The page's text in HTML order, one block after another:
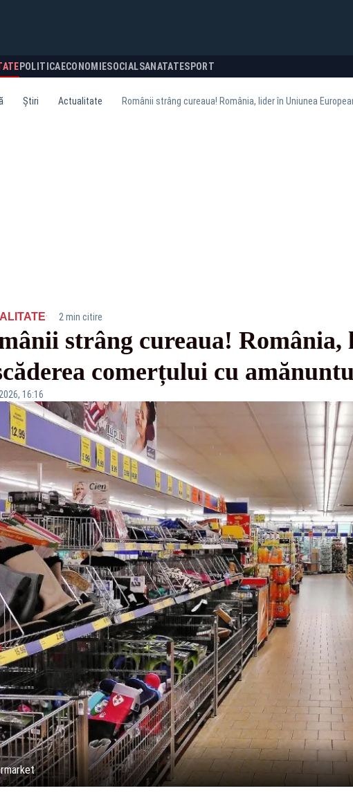
POLITICA ECONOMIESOCIALSANATATESPORT
Știri Actualitate Românii strâng cureaua! România, lider în Uniunea
· 2 min citire
strâng cureaua!
comerțului cu
16:16